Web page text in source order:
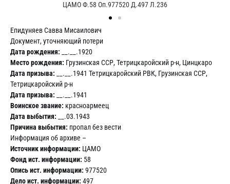
ЦАМО Ф.58 Оп.977520 Д.497 Л.236
Епидуняев Савва Мисаилович
Документ, уточняющий потери
Дата рождения: __.__.1920
Место рождения: Грузинская ССР, Тетрицкаройский р-н, Цинцкаро
Дата призыва: __.__.1941 Тетрицкаройский РВК, Грузинская ССР,
Тетрицкаройский р-н
Дата призыва: __.__.1941
Воинское звание: красноармеец
Дата выбытия: __.03.1943
Причина выбытия: пропал без вести
Информация об архиве –
Источник информации: ЦАМО
Фонд ист. информации: 58
Опись ист. информации: 977520
Дело ист. информации: 497